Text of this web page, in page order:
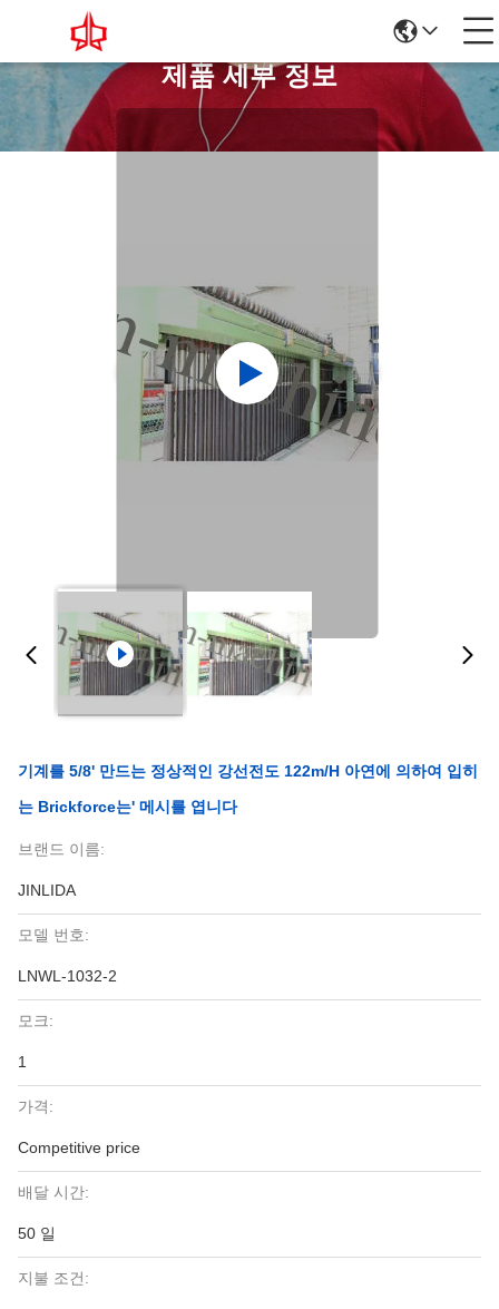
제품 세부 정보
기계를 5/8' 만드는 정상적인 강선전도 122m/H 아연에 의하여 입히
는 Brickforce는' 메시를 엽니다
브랜드 이름:
JINLIDA
모델 번호:
LNWL-1032-2
모크:
1
가격:
Competitive price
배달 시간:
50 일
지불 조건: